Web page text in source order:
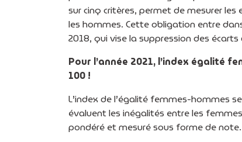
sur cinq critères, permet de mesurer
les hommes. Cette obligation entre
2018, qui vise la suppression des
Pour l’année 2021, l’index égalité
100 !
L’index de l’égalité femmes-hommes
évaluent les inégalités entre les
pondéré et mesuré sous forme de